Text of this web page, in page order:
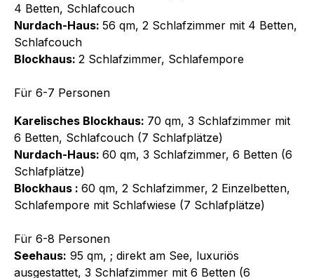
4 Betten, Schlafcouch
Nurdach-Haus: 56 qm, 2 Schlafzimmer mit 4 Betten,
Schlafcouch
Blockhaus: 2 Schlafzimmer, Schlafempore
Für 6-7 Personen
Karelisches Blockhaus: 70 qm, 3 Schlafzimmer mit
6 Betten, Schlafcouch (7 Schlafplätze)
Nurdach-Haus: 60 qm, 3 Schlafzimmer, 6 Betten (6
Schlafplätze)
Blockhaus : 60 qm, 2 Schlafzimmer, 2 Einzelbetten,
Schlafempore mit Schlafwiese (7 Schlafplätze)
Für 6-8 Personen
Seehaus: 95 qm, ; direkt am See, luxuriös
ausgestattet, 3 Schlafzimmer mit 6 Betten (6